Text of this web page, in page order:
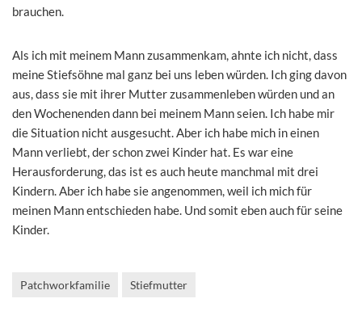
brauchen.
Als ich mit meinem Mann zusammenkam, ahnte ich nicht, dass
meine Stiefsöhne mal ganz bei uns leben würden. Ich ging davon
aus, dass sie mit ihrer Mutter zusammenleben würden und an
den Wochenenden dann bei meinem Mann seien. Ich habe mir
die Situation nicht ausgesucht. Aber ich habe mich in einen
Mann verliebt, der schon zwei Kinder hat. Es war eine
Herausforderung, das ist es auch heute manchmal mit drei
Kindern. Aber ich habe sie angenommen, weil ich mich für
meinen Mann entschieden habe. Und somit eben auch für seine
Kinder.
Patchworkfamilie Stiefmutter